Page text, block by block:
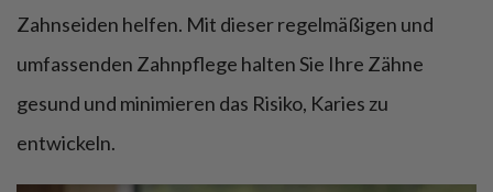
Zahnseiden helfen. Mit dieser regelmäßigen und
umfassenden Zahnpflege halten Sie Ihre Zähne
gesund und minimieren das Risiko, Karies zu
entwickeln.